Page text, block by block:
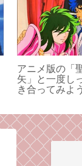
アニメ版の「
矢」と一度し
き合ってみよ